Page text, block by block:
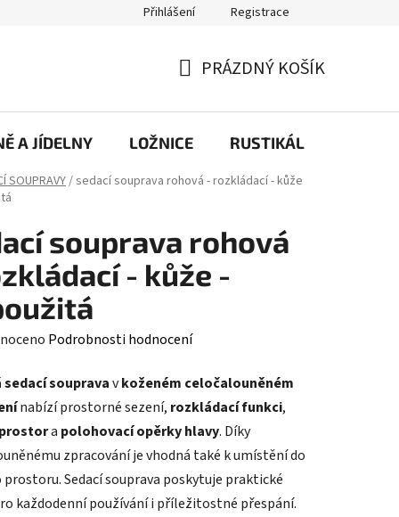
Přihlášení Registrace
KOŠÍK
PRÁZDNÝ KOŠÍK
A JÍDELNY LOŽNICE RUSTIKÁL
SOUPRAVY/sedací souprava rohová - rozkládací - kůže
souprava rohová
- kůže -
Podrobnosti hodnocení
sedací soupravavkoženém celočalouněném
nabízí prostorné sezení, rozkládací funkci,
a polohovací opěrky hlavy. Díky
zpracování je vhodná také k umístění do
Sedací souprava poskytuje praktické
každodenní používání i příležitostné přespání.